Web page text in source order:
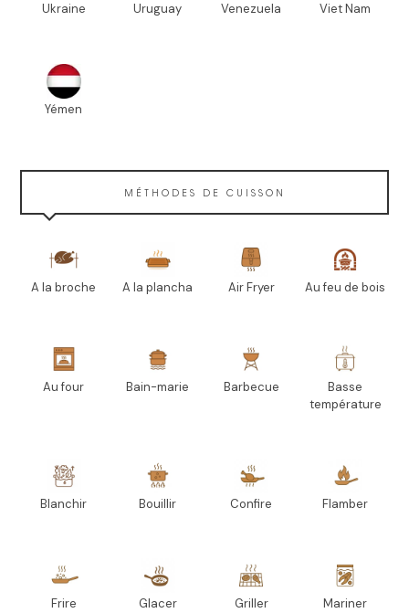
Ukraine Uruguay Venezuela Viet Nam
Yémen
MÉTHODES DE CUISSON
A la broche A la plancha Air Fryer Au feu de bois
Au four Bain-marie Barbecue
Basse
température
Blanchir Bouillir Confire Flamber
Frire Glacer Griller Mariner